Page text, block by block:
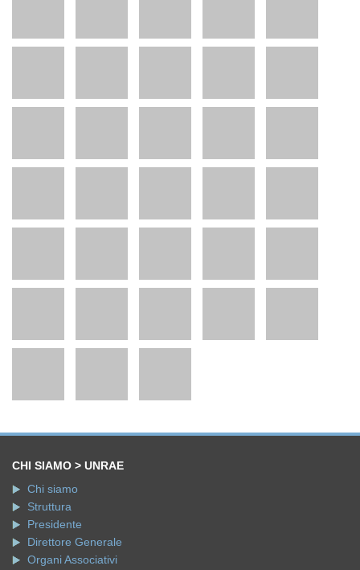
CHI SIAMO > UNRAE
Chi siamo
Struttura
Presidente
Direttore Generale
Organi Associativi